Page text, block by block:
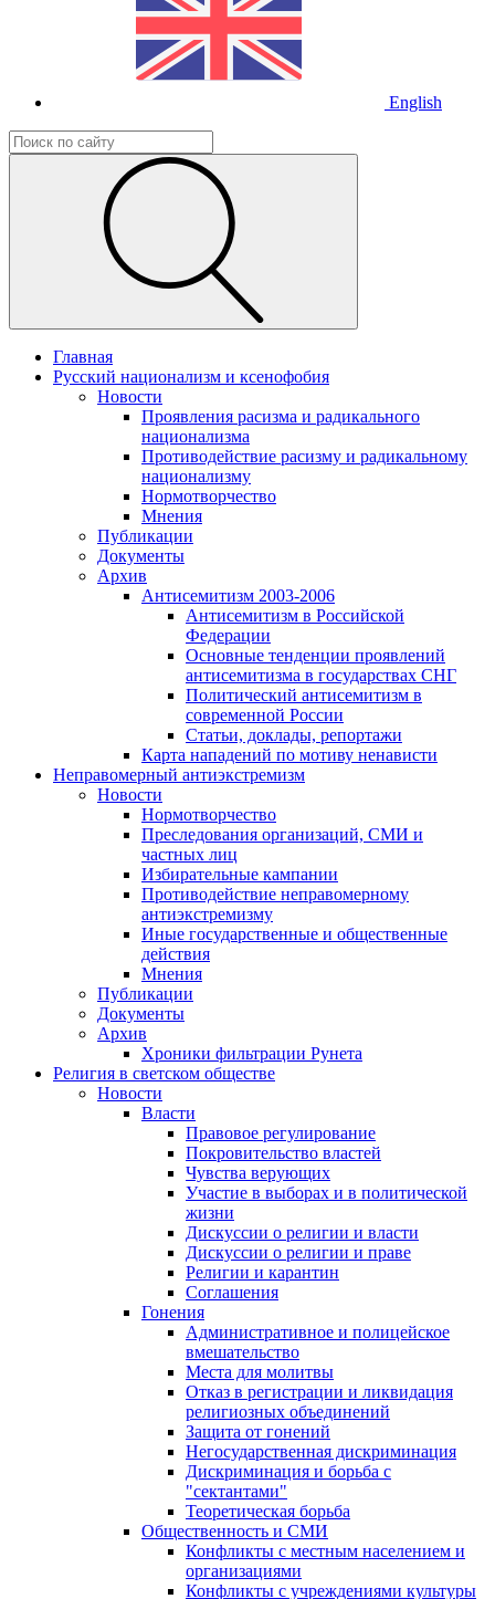
English
Главная
Русский национализм и ксенофобия
Новости
Проявления расизма и радикального
национализма
Противодействие расизму и радикальному
национализму
Нормотворчество
Мнения
Публикации
Документы
Архив
Антисемитизм 2003-2006
Антисемитизм в Российской
Федерации
Основные тенденции проявлений
антисемитизма в государствах СНГ
Политический антисемитизм в
современной России
Статьи, доклады, репортажи
Карта нападений по мотиву ненависти
Неправомерный антиэкстремизм
Новости
Нормотворчество
Преследования организаций, СМИ и
частных лиц
Избирательные кампании
Противодействие неправомерному
антиэкстремизму
Иные государственные и общественные
действия
Мнения
Публикации
Документы
Архив
Хроники фильтрации Рунета
Религия в светском обществе
Новости
Власти
Правовое регулирование
Покровительство властей
Чувства верующих
Участие в выборах и в политической
жизни
Дискуссии о религии и власти
Дискуссии о религии и праве
Религии и карантин
Соглашения
Гонения
Административное и полицейское
вмешательство
Места для молитвы
Отказ в регистрации и ликвидация
религиозных объединений
Защита от гонений
Негосударственная дискриминация
Дискриминация и борьба с
"сектантами"
Теоретическая борьба
Общественность и СМИ
Конфликты с местным населением и
организациями
Конфликты с учреждениями культуры